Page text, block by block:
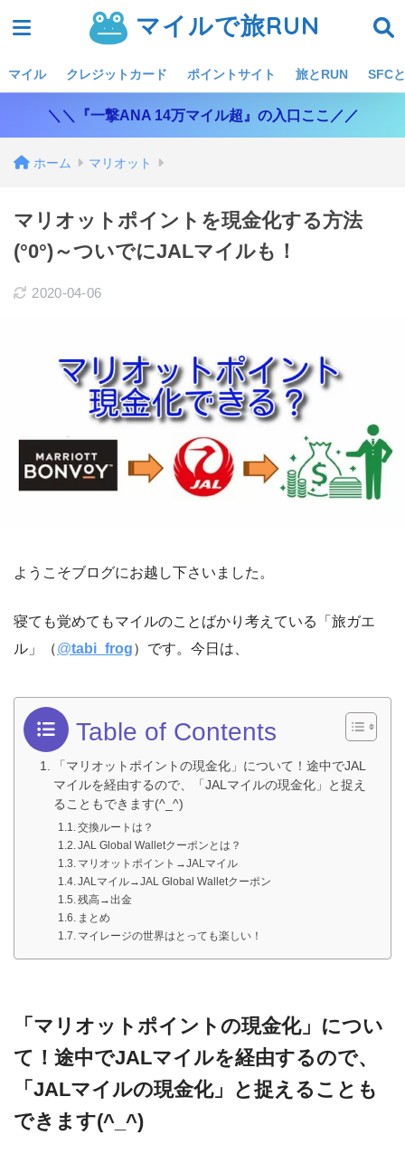
マイルで旅RUN
マイル クレジットカード ポイントサイト 旅とRUN SFC
＼＼『一撃ANA 14万マイル超』の入口ここ／／
ホーム マリオット
マリオットポイントを現金化する方法
(°0°)～ついでにJALマイルも！
2020-04-06
ようこそブログにお越し下さいました。
寝ても覚めてもマイルのことばかり考えている「旅ガエ
ル」（@tabi_frog）です。今日は、
Table of Contents
「マリオットポイントの現金化」について！途中でJAL
マイルを経由するので、「JALマイルの現金化」と捉え
ることもできます(^_^)
交換ルートは？
JAL Global Walletクーポンとは？
マリオットポイント→JALマイル
JALマイル→JAL Global Walletクーポン
残高→出金
まとめ
マイレージの世界はとっても楽しい！
「マリオットポイントの現金化」につい
て！途中でJALマイルを経由するので、
「JALマイルの現金化」と捉えることも
できます(^_^)